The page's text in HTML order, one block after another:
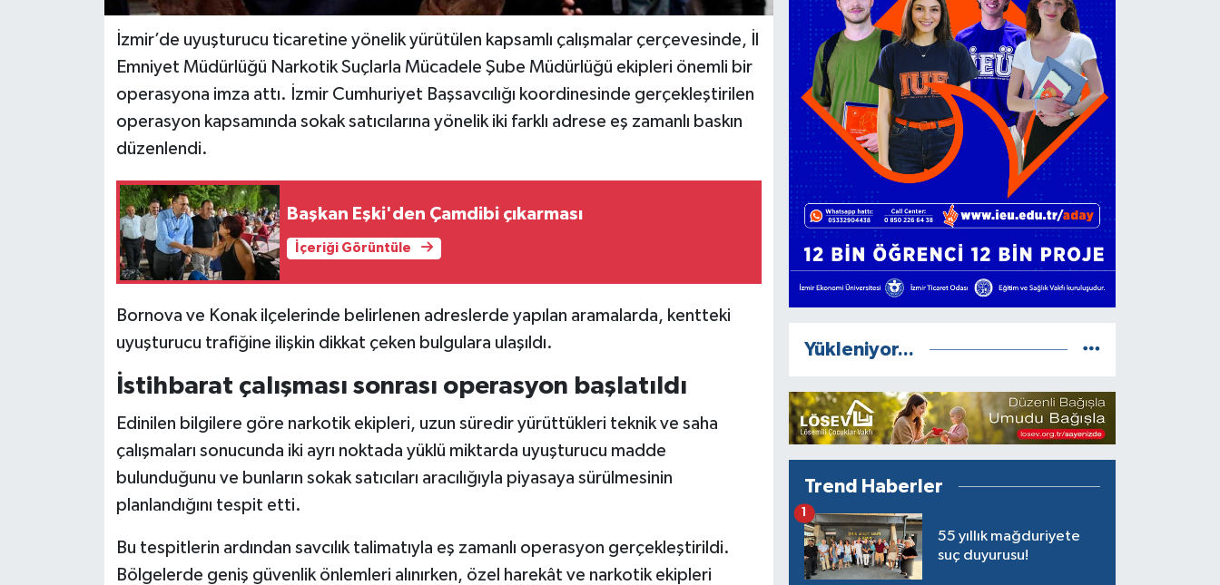
İzmir’de uyuşturucu ticaretine yönelik yürütülen kapsamlı çalışmalar çerçevesinde, İl
Emniyet Müdürlüğü Narkotik Suçlarla Mücadele Şube Müdürlüğü ekipleri önemli bir
operasyona imza attı. İzmir Cumhuriyet Başsavcılığı koordinesinde gerçekleştirilen
operasyon kapsamında sokak satıcılarına yönelik iki farklı adrese eş zamanlı baskın
düzenlendi.
Başkan Eşki'den Çamdibi çıkarması
İçeriği Görüntüle
Bornova ve Konak ilçelerinde belirlenen adreslerde yapılan aramalarda, kentteki
uyuşturucu trafiğine ilişkin dikkat çeken bulgulara ulaşıldı.
İstihbarat çalışması sonrası operasyon başlatıldı
Edinilen bilgilere göre narkotik ekipleri, uzun süredir yürüttükleri teknik ve saha
çalışmaları sonucunda iki ayrı noktada yüklü miktarda uyuşturucu madde
bulunduğunu ve bunların sokak satıcıları aracılığıyla piyasaya sürülmesinin
planlandığını tespit etti.
Bu tespitlerin ardından savcılık talimatıyla eş zamanlı operasyon gerçekleştirildi.
Bölgelerde geniş güvenlik önlemleri alınırken, özel harekât ve narkotik ekipleri
Yükleniyor...
Trend Haberler
55 yıllık mağduriyete
suç duyurusu!
1